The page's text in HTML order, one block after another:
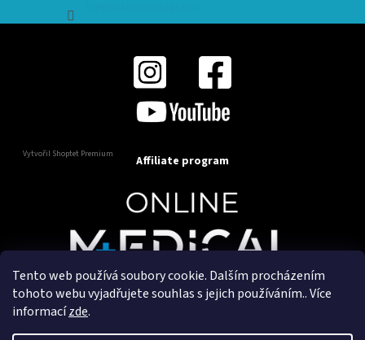
Tento web používá soubory cookie. Dalším procházením
tohoto webu vyjadřujete souhlas s jejich používáním.. Více
informacízde.
Vytvořil Shoptet Premium Affiliate program
Copyright 2025OnlineMedical.cz. Všechna práva
Vytvořil a marketingově zajišťuje